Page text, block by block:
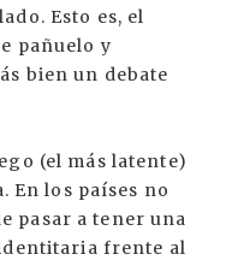
Esto es, el
pañuelo y
bien un debate
(el más latente)
En los países no
pasar a tener una
frente al